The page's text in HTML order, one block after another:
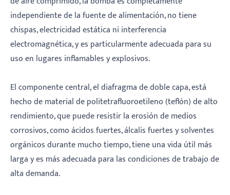
independiente de la fuente de alimentación, no tiene
chispas, electricidad estática ni interferencia
electromagnética, y es particularmente adecuada para su
uso en lugares inflamables y explosivos.
El componente central, el diafragma de doble capa, está
hecho de material de politetrafluoroetileno (teflón) de alto
rendimiento, que puede resistir la erosión de medios
corrosivos, como ácidos fuertes, álcalis fuertes y solventes
orgánicos durante mucho tiempo, tiene una vida útil más
larga y es más adecuada para las condiciones de trabajo de
alta demanda.